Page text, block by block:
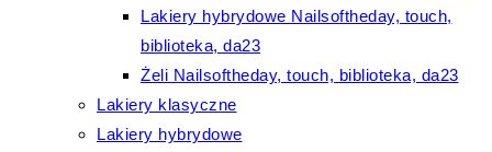
Lakiery hybrydowe Nailsoftheday, touch,
biblioteka, da23
Żeli Nailsoftheday, touch, biblioteka, da23
Lakiery klasyczne
Lakiery hybrydowe